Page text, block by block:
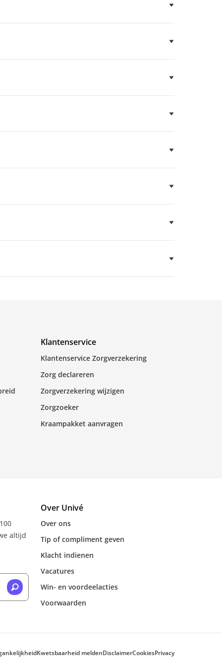
Klantenservice
Klantenservice Zorgverzekering
Zorg declareren
Zorgverzekering wijzigen
Zorgzoeker
Kraampakket aanvragen
altijd
Over Univé
Over ons
Tip of compliment geven
Klacht indienen
Vacatures
Win- en voordeelacties
Voorwaarden
Kwetsbaarheid meldenDisclaimerCookiesPrivacy